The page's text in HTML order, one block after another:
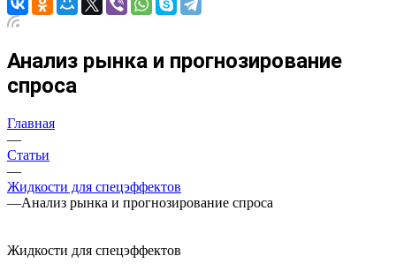
Анализ рынка и прогнозирование
спроса
Главная
—
Статьи
—
Жидкости для спецэффектов
—Анализ рынка и прогнозирование спроса
Жидкости для спецэффектов